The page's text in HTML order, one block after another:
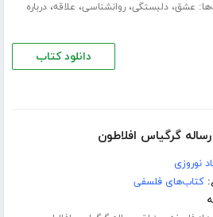
عشق،دلبستگی،روانشناسی، علاقه،درباره
دانلود کتاب
رساله گرگیاس افلاطون
نوروزی
کتاب‌های فلسفی